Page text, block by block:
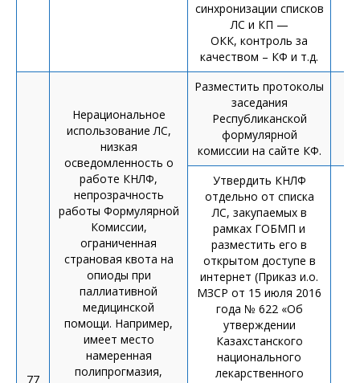
синхронизации списков
ЛС и КП —
ОКК, контроль за
качеством – КФ и т.д.
77
Нерациональное
использование ЛС,
низкая
осведомленность о
работе КНЛФ,
непрозрачность
работы Формулярной
Комиссии,
ограниченная
страновая квота на
опиоды при
паллиативной
медицинской
помощи. Например,
имеет место
намеренная
полипрогмазия,
Разместить протоколы
заседания
Республиканской
формулярной
комиссии на сайте КФ.
Утвердить КНЛФ
отдельно от списка
ЛС, закупаемых в
рамках ГОБМП и
разместить его в
открытом доступе в
интернет (Приказ и.о.
МЗСР от 15 июля 2016
года № 622 «Об
утверждении
Казахстанского
национального
лекарственного